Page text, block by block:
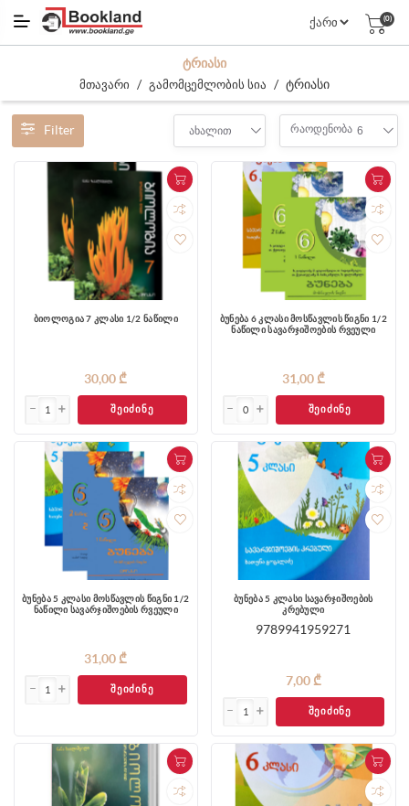
(0)
ᲢᲠᲘᲐᲡᲘ
მთავარი / გამომცემლობის სია / ტრიასი
Filter ახალით რაოდენობა 6
ბიოლოგია 7 კლასი 1/2 ნაწილი
30,00 ₾
ᲨᲔᲘᲫᲘᲜᲔ
ბუნება 6 კლასი მოსწავლის წიგნი 1/2
ნაწილი სავარჯიშოების რვეული
31,00 ₾
ᲨᲔᲘᲫᲘᲜᲔ
ბუნება 5 კლასი მოსწავლის წიგნი 1/2
ნაწილი სავარჯიშოების რვეული
31,00 ₾
ᲨᲔᲘᲫᲘᲜᲔ
ბუნება 5 კლასი სავარჯიშოების
კრებული
9789941959271
7,00 ₾
ᲨᲔᲘᲫᲘᲜᲔ